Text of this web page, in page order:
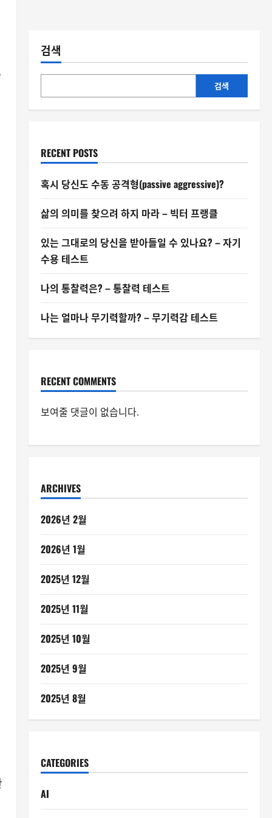
검색
검색
RECENT POSTS
혹시 당신도 수동 공격형(passive aggressive)?
삶의 의미를 찾으려 하지 마라 – 빅터 프랭클
있는 그대로의 당신을 받아들일 수 있나요? – 자기
수용 테스트
나의 통찰력은? – 통찰력 테스트
나는 얼마나 무기력할까? – 무기력감 테스트
RECENT COMMENTS
보여줄 댓글이 없습니다.
ARCHIVES
2026년 2월
2026년 1월
2025년 12월
2025년 11월
2025년 10월
2025년 9월
2025년 8월
CATEGORIES
AI